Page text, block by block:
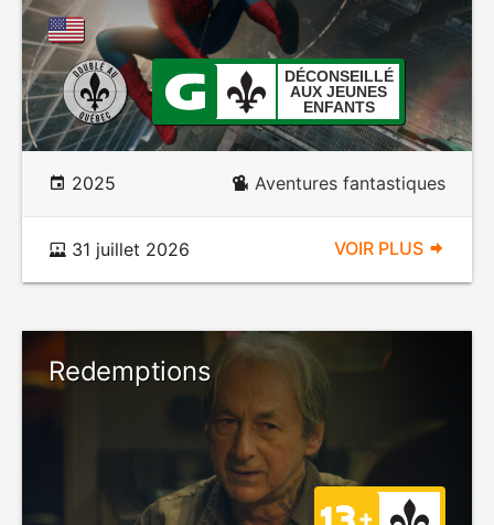
DÉCONSEILLÉ
AUX JEUNES
ENFANTS
2025 Aventures fantastiques
31 juillet 2026 VOIR PLUS
Redemptions